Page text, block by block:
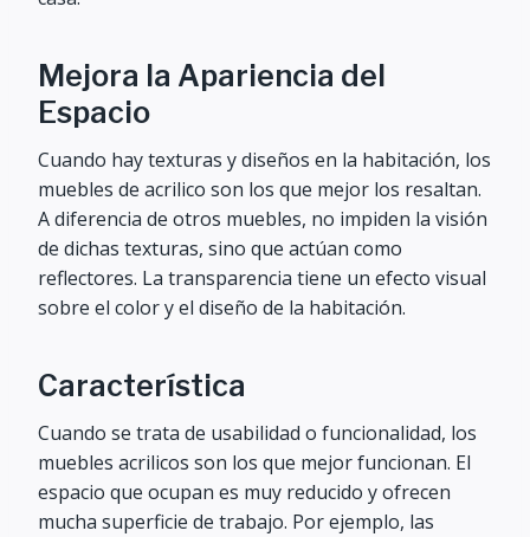
Mejora la Apariencia del
Espacio
Cuando hay texturas y diseños en la habitación, los
muebles de acrilico son los que mejor los resaltan.
A diferencia de otros muebles, no impiden la visión
de dichas texturas, sino que actúan como
reflectores. La transparencia tiene un efecto visual
sobre el color y el diseño de la habitación.
Característica
Cuando se trata de usabilidad o funcionalidad, los
muebles acrilicos son los que mejor funcionan. El
espacio que ocupan es muy reducido y ofrecen
mucha superficie de trabajo. Por ejemplo, las